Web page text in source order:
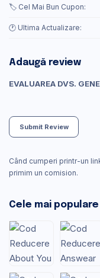
🏷️ Cel Mai Bun Cupon:
🕐 Ultima Actualizare:
Adaugă review
EVALUAREA DVS.
Submit Review
Când cumperi printr-un
primim un comision.
Cele mai populare